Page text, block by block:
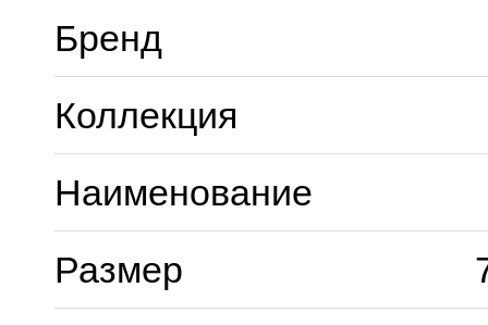
Бренд
Коллекция
Наименование
Размер